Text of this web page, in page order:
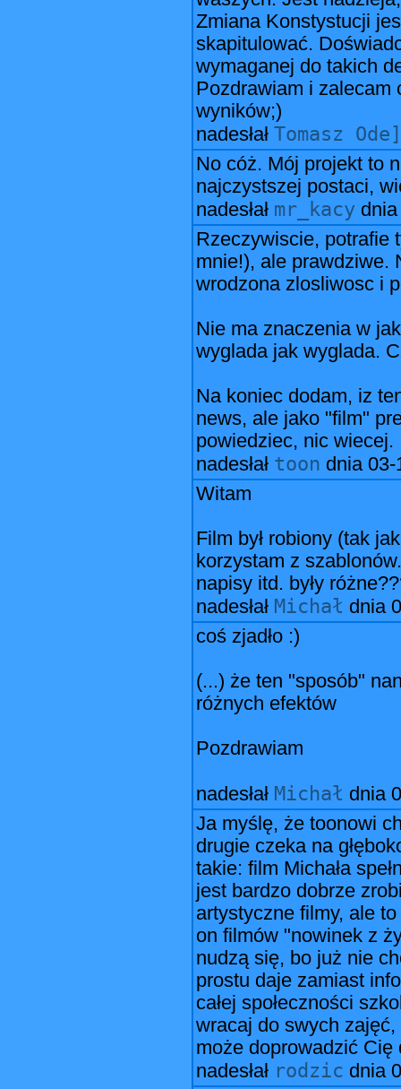
Zmiana Konstystucji
skapitulować.
wymaganej do takich
Pozdrawiam i zalecam
wyników;)
nadesłał Tomasz Ode]
No cóż. Mój projekt to
najczystszej postaci,
nadesłał mr_kacy
Rzeczywiscie, potrafie
mnie!), ale prawdziwe.
wrodzona zlosliwosc i
Nie ma znaczenia w
wyglada jak wyglada.
Na koniec dodam, iz
news, ale jako "film"
powiedziec, nic wiecej.
nadesłał toon dnia 03-
Witam
Film był robiony (tak
korzystam z
napisy itd. były
nadesłał Michał dnia
coś zjadło :)
(...) że ten "sposób"
różnych efektów
Pozdrawiam
nadesłał Michał dnia
Ja myślę, że toonowi
drugie czeka na
takie: film Michała
jest bardzo dobrze
artystyczne filmy, ale
on filmów "nowinek z
nudzą się, bo już nie
prostu daje zamiast
całej społeczności
wracaj do swych
może doprowadzić Cię
nadesłał rodzic dnia